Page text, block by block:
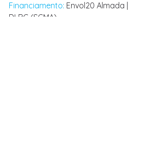
Financiamento: Envol20 Almada |
DLBC (SCMA).